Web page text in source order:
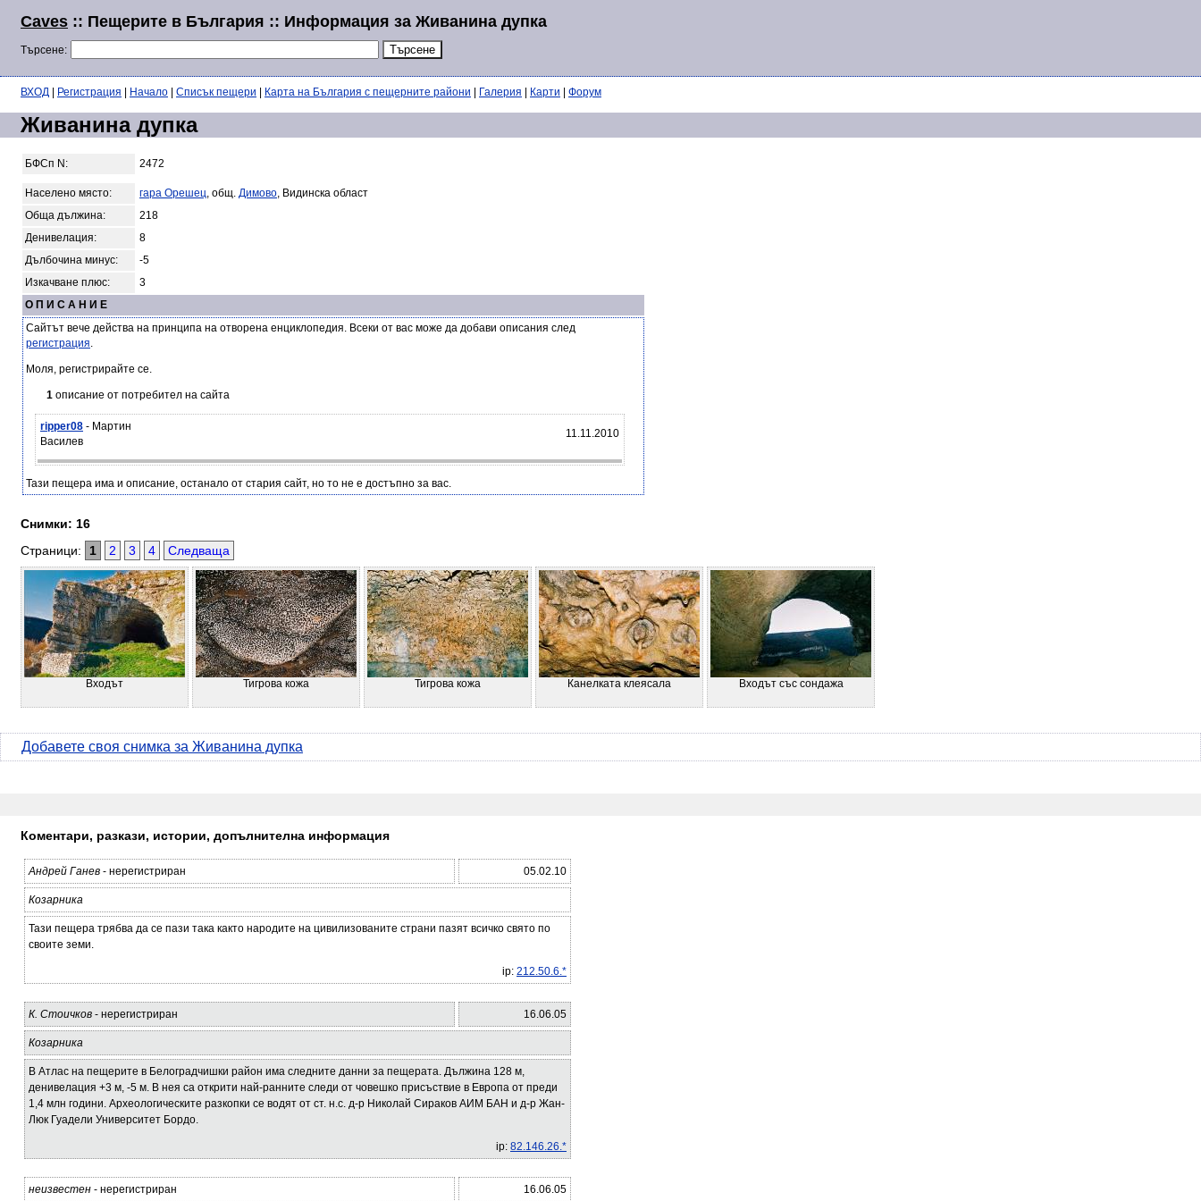
Caves :: Пещерите в България :: Информация за Живанина дупка
Търсене:
ВХОД Регистрация Начало Списък пещери Карта на България с пещерните райони Галерия Карти Форум
Живанина дупка
БФСп N: 2472
Населено място: гара Орешец, общ. Димово, Видинска област
Обща дължина:
218
Денивелация:
8
Дълбочина минус:
-5
Изкачване плюс:
3
О П И С А Н И Е
Сайтът вече действа на принципа на отворена енциклопедия. Всеки от вас може да добави описания след
регистрация.
Моля, регистрирайте се.
1 описание от потребител на сайта
ripper08 - Мартин
Василев
11.11.2010
Тази пещера има и описание, останало от стария сайт, но то не е достъпно за вас.
Снимки: 16
Страници:
1 2 3 4 Следваща
Входът Тигрова кожа Тигрова кожа Канелката клеясала Входът със сондажа
Добавете своя снимка за Живанина дупка
Коментари, разкази, истории, допълнителна информация
Андрей Ганев - нерегистриран 05.02.10
Козарника
Тази пещера трябва да се пази така както народите на цивилизованите страни пазят всичко свято по
своите земи.
ip: 212.50.6.*
К. Стоичков - нерегистриран 16.06.05
Козарника
В Атлас на пещерите в Белоградчишки район има следните данни за пещерата. Дължина 128 м,
денивелация +3 м, -5 м. В нея са открити най-ранните следи от човешко присъствие в Европа от преди
1,4 млн години. Археологическите разкопки се водят от ст. н.с. д-р Николай Сираков АИМ БАН и д-р Жан-
Люк Гуадели Университет Бордо.
ip: 82.146.26.*
неизвестен - нерегистриран 16.06.05